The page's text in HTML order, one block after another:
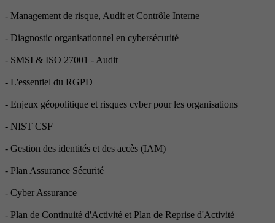
- Management de risque, Audit et Contrôle Interne
- Diagnostic organisationnel en cybersécurité
- SMSI & ISO 27001 - Audit
- L'essentiel du RGPD
- Enjeux géopolitique et risques cyber pour les organisations
- NIST CSF
- Gestion des identités et des accès (IAM)
- Plan Assurance Sécurité
- Cyber Assurance
- Plan de Continuité d'Activité et Plan de Reprise d'Activité